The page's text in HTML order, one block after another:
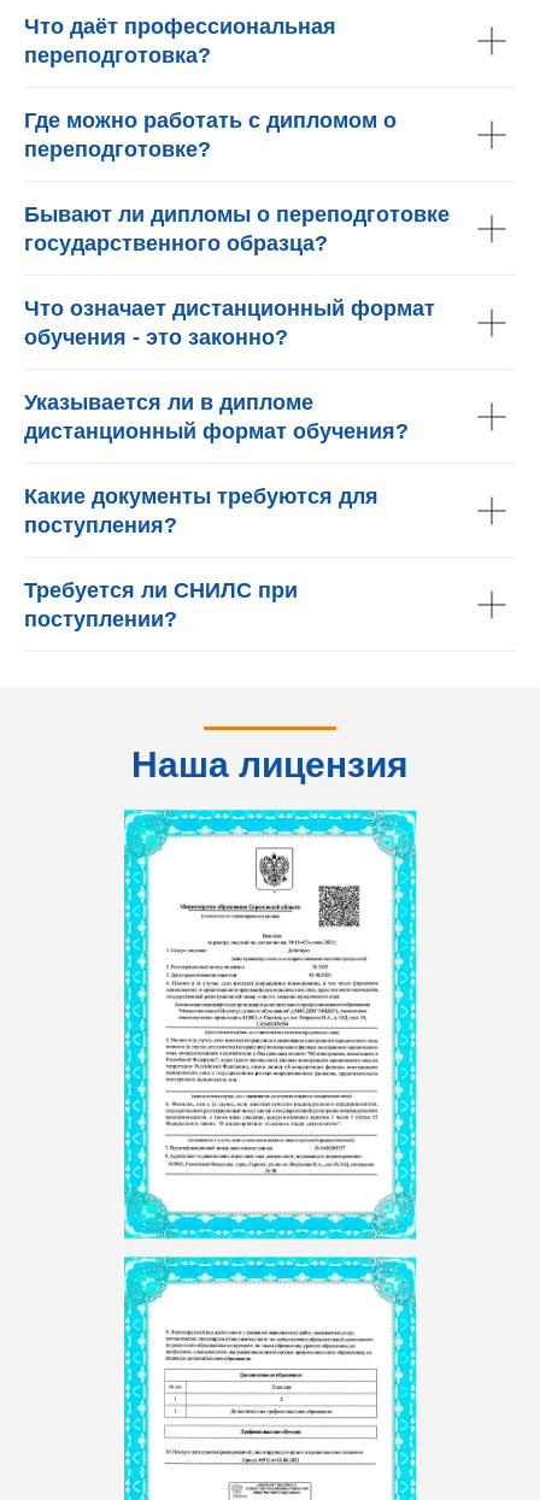
Что даёт профессиональная
переподготовка?
Где можно работать с дипломом о
переподготовке?
Бывают ли дипломы о переподготовке
государственного образца?
Что означает дистанционный формат
обучения - это законно?
Указывается ли в дипломе
дистанционный формат обучения?
Какие документы требуются для
поступления?
Требуется ли СНИЛС при
поступлении?
Наша лицензия